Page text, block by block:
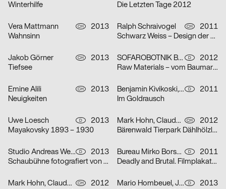
Winterhilfe
Die Letzten Tage 2012
Vera Mattmann CH
2013
Wahnsinn
Ralph Schraivogel CH
2011
Schwarz Weiss – Design der Gegensätze
Jakob Görner CH
2013
Tiefsee
SOFAROBOTNIK Büro für Gestaltung D
2012
Raw Materials – vom Baumarkt ins Museum
Emine Alili CH
2013
Neuigkeiten
Benjamin Kivikoski, Philipp Staege D
2011
Im Goldrausch
Uwe Loesch D
2013
Mayakovsky 1893 – 1930
Mark Hohn, Claude Kuhn CH
2012
Bärenwald Tierpark Dählhölzli Bern
Studio Andreas Wellnitz, Juergen Teller Ltd., Schaubühne Berlin D
2013
Schaubühne fotografiert von Juergen Teller
Bureau Mirko Borsche D
2011
Deadly and Brutal. Filmplakate aus Ghana
Mark Hohn, Claude Kuhn CH
2012
Mario Hombeuel, Jan Münz D
2013